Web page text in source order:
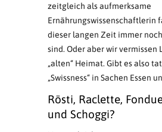
zeitgleich als aufmerksame
Ernährungswissenschaftlerin
dieser langen Zeit immer
sind. Oder aber wir vermissen
„alten“ Heimat. Gibt es also
„Swissness“ in Sachen Essen
Rösti, Raclette,
und Schoggi?